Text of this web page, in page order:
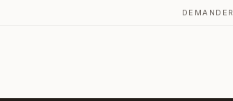
DEMANDER